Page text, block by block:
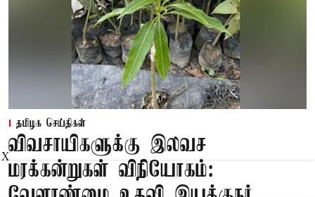
தமிழக செய்திகள்
விவசாயிகளுக்கு இலவச
மரக்கன்றுகள் விநியோகம்:
X